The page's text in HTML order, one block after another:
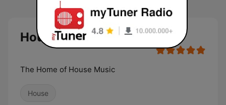
House FM
The Home of House Music
House